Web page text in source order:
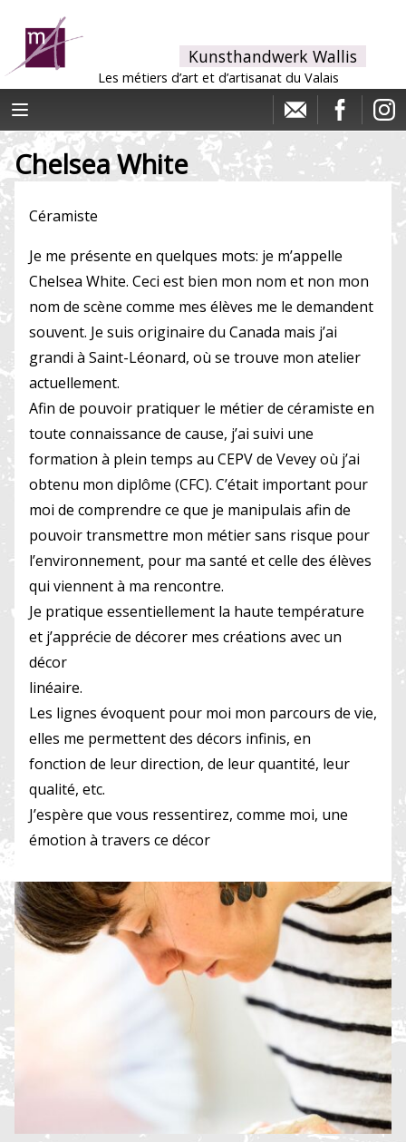
Kunsthandwerk Wallis
Les métiers d’art et d’artisanat du Valais
Chelsea White
Céramiste
Je me présente en quelques mots: je m’appelle
Chelsea White. Ceci est bien mon nom et non mon
nom de scène comme mes élèves me le demandent
souvent. Je suis originaire du Canada mais j’ai
grandi à Saint-Léonard, où se trouve mon atelier
actuellement.
Afin de pouvoir pratiquer le métier de céramiste en
toute connaissance de cause, j’ai suivi une
formation à plein temps au CEPV de Vevey où j’ai
obtenu mon diplôme (CFC). C’était important pour
moi de comprendre ce que je manipulais afin de
pouvoir transmettre mon métier sans risque pour
l’environnement, pour ma santé et celle des élèves
qui viennent à ma rencontre.
Je pratique essentiellement la haute température
et j’apprécie de décorer mes créations avec un
décor
linéaire.
Les lignes évoquent pour moi mon parcours de vie,
elles me permettent des décors infinis, en
fonction de leur direction, de leur quantité, leur
qualité, etc.
J’espère que vous ressentirez, comme moi, une
émotion à travers ce décor